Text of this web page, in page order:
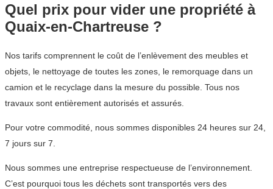
Quel prix pour vider une propriété à
Quaix-en-Chartreuse ?
Nos tarifs comprennent le coût de l’enlèvement des meubles et
objets, le nettoyage de toutes les zones, le remorquage dans un
camion et le recyclage dans la mesure du possible. Tous nos
travaux sont entièrement autorisés et assurés.
Pour votre commodité, nous sommes disponibles 24 heures sur 24,
7 jours sur 7.
Nous sommes une entreprise respectueuse de l’environnement.
C’est pourquoi tous les déchets sont transportés vers des